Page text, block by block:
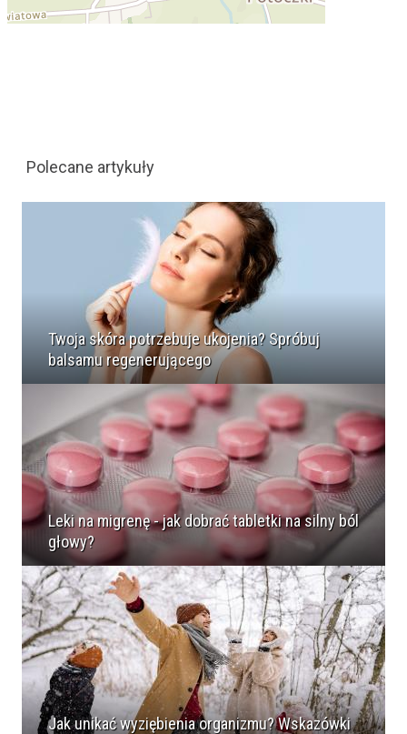
Polecane artykuły
Twoja skóra potrzebuje ukojenia? Spróbuj
balsamu regenerującego
Leki na migrenę - jak dobrać tabletki na silny ból
głowy?
Jak unikać wyziębienia organizmu? Wskazówki